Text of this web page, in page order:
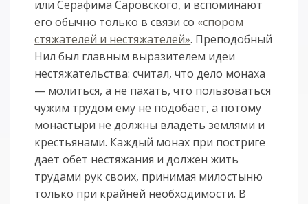
или Серафима Саровского, и вспоминают
его обычно только в связи со «спором
стяжателей и нестяжателей». Преподобный
Нил был главным выразителем идеи
нестяжательства: считал, что дело монаха
— молиться, а не пахать, что пользоваться
чужим трудом ему не подобает, а потому
монастыри не должны владеть землями и
крестьянами. Каждый монах при постриге
дает обет нестяжания и должен жить
трудами рук своих, принимая милостыню
только при крайней необходимости. В